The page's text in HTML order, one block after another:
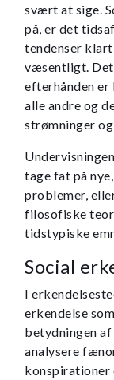
svært at sige.
på, er det
tendenser
væsentligt.
efterhånden
alle andre og
strømninger
tage fat på
problemer,
filosofiske
tidstypiske
Social
I
erkendelse
betydningen
analysere
konspirationer